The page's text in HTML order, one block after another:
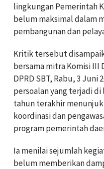
lingkungan Pemerintah
belum maksimal dalam
pembangunan dan
Kritik tersebut
bersama mitra Komisi III
DPRD SBT, Rabu, 3
persoalan yang terjadi
tahun terakhir
koordinasi dan
program pemerintah
Ia menilai sejumlah
belum memberikan